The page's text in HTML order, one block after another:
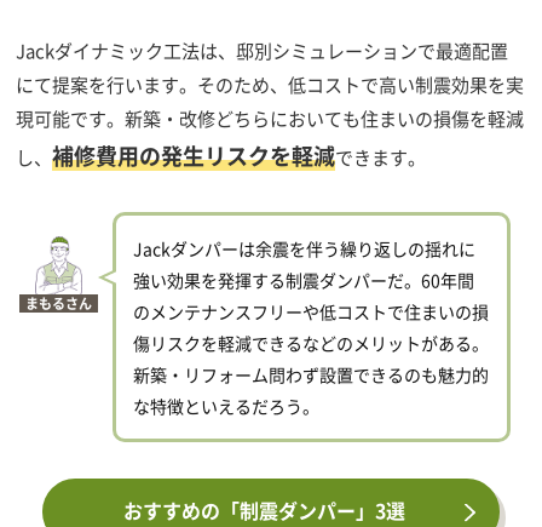
Jackダイナミック工法は、邸別シミュレーションで最適配置
にて提案を行います。そのため、低コストで高い制震効果を実
現可能です。新築・改修どちらにおいても住まいの損傷を軽減
し、補修費用の発生リスクを軽減できます。
まもるさん
Jackダンパーは余震を伴う繰り返しの揺れに
強い効果を発揮する制震ダンパーだ。60年間
のメンテナンスフリーや低コストで住まいの損
傷リスクを軽減できるなどのメリットがある。
新築・リフォーム問わず設置できるのも魅力的
な特徴といえるだろう。
おすすめの「制震ダンパー」3選